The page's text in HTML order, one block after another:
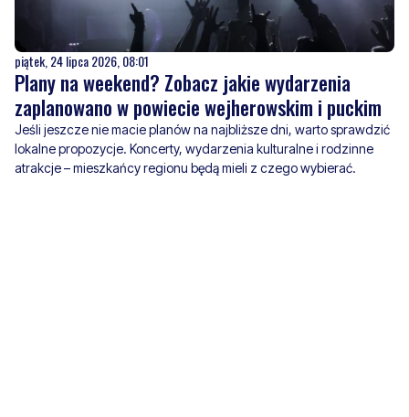
piątek, 24 lipca 2026, 08:01
Plany na weekend? Zobacz jakie wydarzenia
zaplanowano w powiecie wejherowskim i puckim
Jeśli jeszcze nie macie planów na najbliższe dni, warto sprawdzić
lokalne propozycje. Koncerty, wydarzenia kulturalne i rodzinne
atrakcje – mieszkańcy regionu będą mieli z czego wybierać.